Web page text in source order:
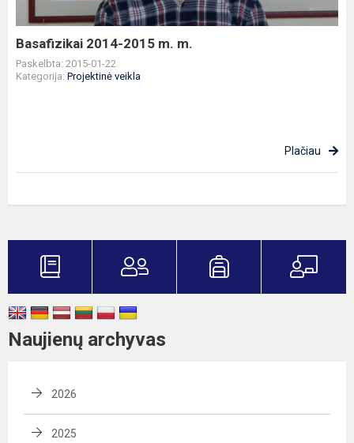
Basafizikai 2014-2015 m. m.
Paskelbta: 2015-01-22
Kategorija: Projektinė veikla
Plačiau
Naujienų archyvas
2026
2025